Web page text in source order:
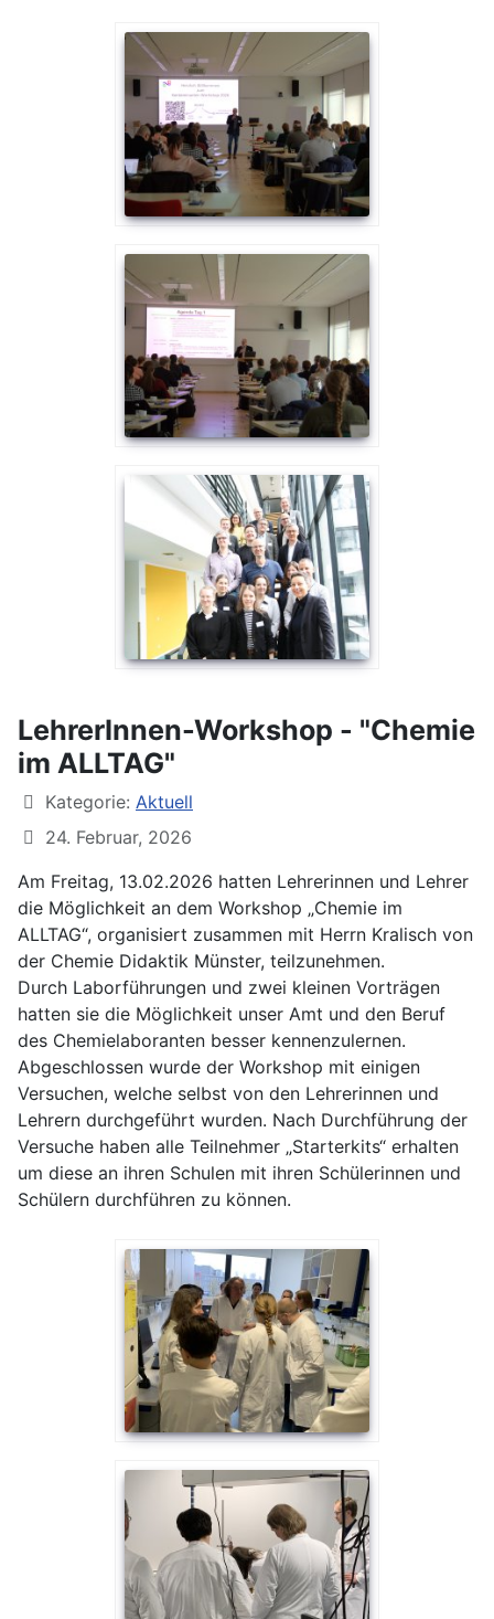
LehrerInnen-Workshop - "Chemie
im ALLTAG"
Kategorie: Aktuell
24. Februar, 2026
Am Freitag, 13.02.2026 hatten Lehrerinnen und Lehrer
die Möglichkeit an dem Workshop „Chemie im
ALLTAG“, organisiert zusammen mit Herrn Kralisch von
der Chemie Didaktik Münster, teilzunehmen.
Durch Laborführungen und zwei kleinen Vorträgen
hatten sie die Möglichkeit unser Amt und den Beruf
des Chemielaboranten besser kennenzulernen.
Abgeschlossen wurde der Workshop mit einigen
Versuchen, welche selbst von den Lehrerinnen und
Lehrern durchgeführt wurden. Nach Durchführung der
Versuche haben alle Teilnehmer „Starterkits“ erhalten
um diese an ihren Schulen mit ihren Schülerinnen und
Schülern durchführen zu können.